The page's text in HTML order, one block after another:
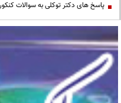
پاسخ های دکتر توکلی به سوالات